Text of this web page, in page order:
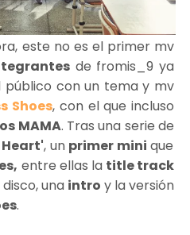
este no es el primer mv
de fromis_9 ya
con un tema y mv
Shoes, con el que incluso
MAMA. Tras una serie de
, un primer minique
entre ellas la title track
una intro y la versión
.